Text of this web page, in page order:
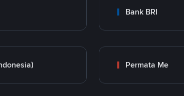
Bank BRI
Permata Me